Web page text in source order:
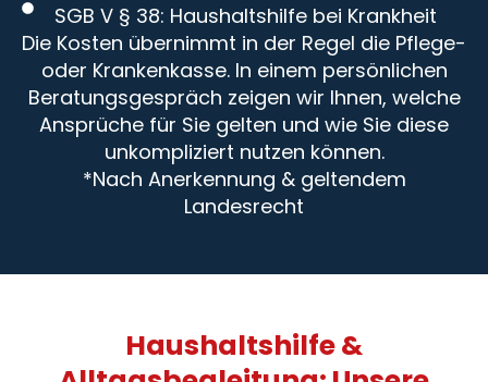
SGB V § 38: Haushaltshilfe bei Krankheit
Die Kosten übernimmt in der Regel die Pflege-
oder Krankenkasse. In einem persönlichen
Beratungsgespräch zeigen wir Ihnen, welche
Ansprüche für Sie gelten und wie Sie diese
unkompliziert nutzen können.
*Nach Anerkennung & geltendem
Landesrecht
Haushaltshilfe &